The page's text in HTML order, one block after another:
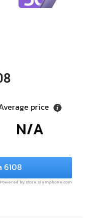
price
N/A
6108
Powered by store.siamphone.com